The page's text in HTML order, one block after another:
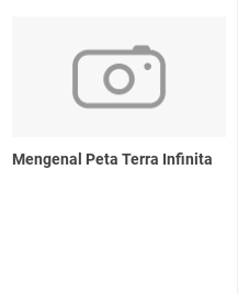
Mengenal Peta Terra Infinita